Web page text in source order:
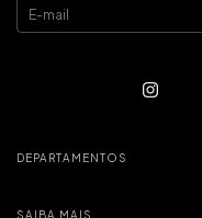
DEPARTAMENTOS
SAIBA MAIS